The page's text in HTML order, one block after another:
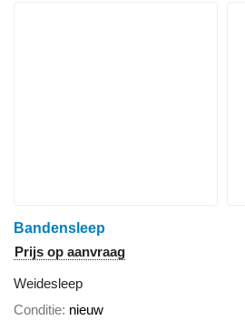
Bandensleep
Prijs op aanvraag
Weidesleep
Conditie nieuw